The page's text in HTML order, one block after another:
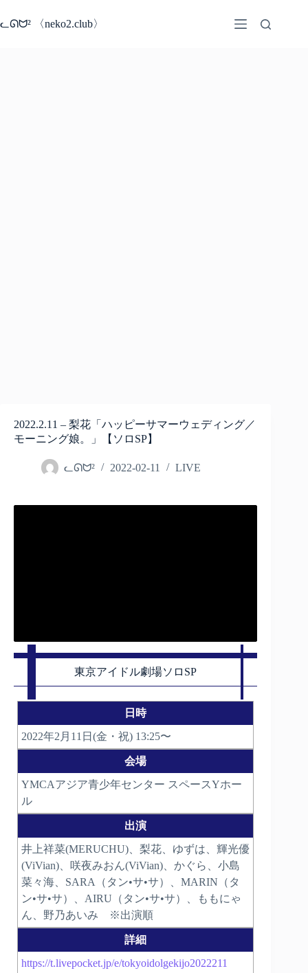
ン
ᓚᘏᗢ² 〈neko2.club〉
2022.2.11 – 梨花「ハッピーサマーウェディング／
モーニング娘。」【ソロSP】
ᓚᘏᗢ² 2022-02-11 LIVE
東京アイドル劇場ソロSP
日時
2022年2月11日(金・祝) 13:25〜
会場
YMCAアジア青少年センター スペースYホー
ル
出演
井上祥菜(MERUCHU)、梨花、ゆずは、輝光優
(ViVian)、咲夜みおん(ViVian)、かぐら、小島
菜々海、SARA（タン•サ•サ）、MARIN（タ
ン•サ•サ）、AIRU（タン•サ•サ）、ももにゃ
ん、野乃あいみ ※出演順
詳細
https://t.livepocket.jp/e/tokyoidolgekijo2022211